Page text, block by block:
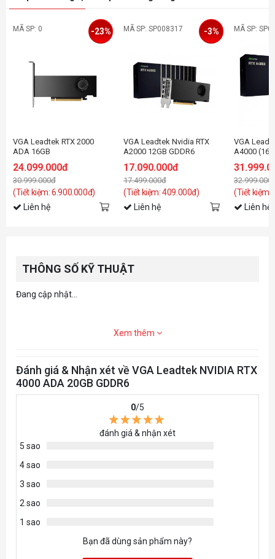
MÃ SP: 0
VGA Leadtek RTX 2000
ADA 16GB
24.099.000đ
30.999.000đ
(Tiết kiệm: 6.900.000đ)
-23%
Liên hệ
MÃ SP: SP008317
VGA Leadtek Nvidia RTX
A2000 12GB GDDR6
17.090.000đ
17.499.000đ
(Tiết kiệm: 409.000đ)
-3%
Liên hệ
MÃ SP:
VGA
A4000
(Tiết kiệm:
Liên hệ
THÔNG SỐ KỸ THUẬT
Đang cập nhật...
Xem thêm
Đánh giá & Nhận xét về VGA Leadtek NVIDIA RTX
4000 ADA 20GB GDDR6
0/5
đánh giá & nhận xét
5 sao
4 sao
3 sao
2 sao
1 sao
Bạn đã dùng sản phẩm này?